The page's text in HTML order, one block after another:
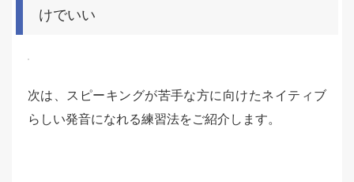
けでいい
次は、スピーキングが苦手な方に向けたネイティブ
らしい発音になれる練習法をご紹介します。